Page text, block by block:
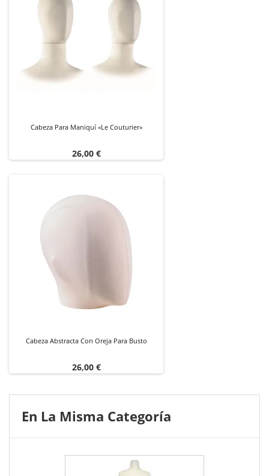
Cabeza Para Maniquí «Le Couturier»
Precio
26,00 €
Cabeza Abstracta Con Oreja Para Busto
Precio
26,00 €
En La Misma Categoría